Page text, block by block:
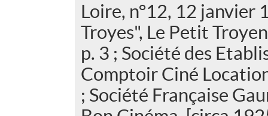
Loire, n°12, 12 janvier
Troyes", Le Petit
p. 3 ; Société des
Comptoir Ciné
; Société Française